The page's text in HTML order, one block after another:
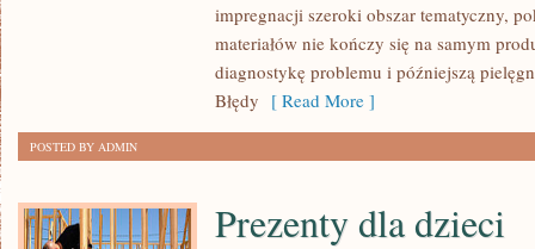
DREWNA
impregnacji szeroki obszar tematyczny,
materiałów nie kończy się na samym
diagnostykę problemu i późniejszą
Błędy [ Read More ]
POSTED BY ADMIN
Prezenty dla dzieci